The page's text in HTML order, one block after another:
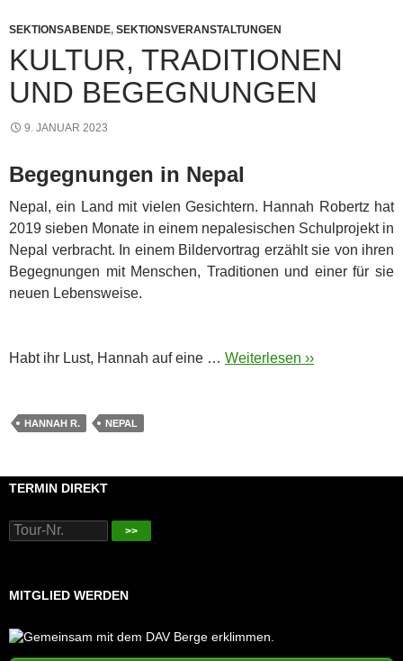
SEKTIONSABENDE, SEKTIONSVERANSTALTUNGEN
KULTUR, TRADITIONEN
UND BEGEGNUNGEN
9. JANUAR 2023
Begegnungen in Nepal
Nepal, ein Land mit vielen Gesichtern. Hannah Robertz hat
2019 sieben Monate in einem nepalesischen Schulprojekt in
Nepal verbracht. In einem Bildervortrag erzählt sie von ihren
Begegnungen mit Menschen, Traditionen und einer für sie
neuen Lebensweise.
Habt ihr Lust, Hannah auf eine … Weiterlesen ››
HANNAH R. NEPAL
TERMIN DIREKT
>>
MITGLIED WERDEN